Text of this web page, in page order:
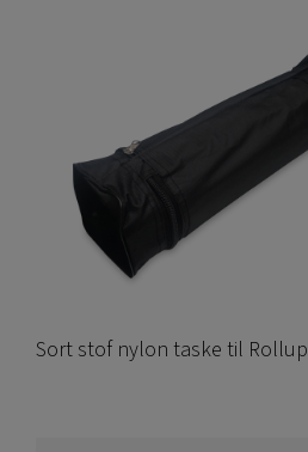
Sort stof nylon taske til Rollup